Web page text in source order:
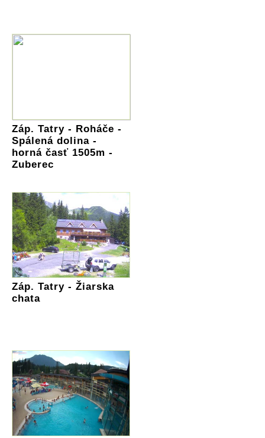
Záp. Tatry - Roháče -
Spálená dolina -
horná časť 1505m -
Zuberec
Záp. Tatry - Žiarska
chata